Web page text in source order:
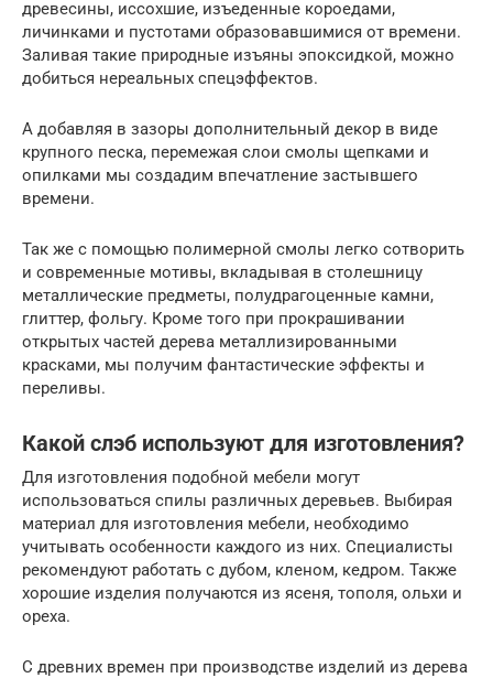
древесины, иссохшие, изъеденные короедами,
личинками и пустотами образовавшимися от времени.
Заливая такие природные изъяны эпоксидкой, можно
добиться нереальных спецэффектов.
А добавляя в зазоры дополнительный декор в виде
крупного песка, перемежая слои смолы щепками и
опилками мы создадим впечатление застывшего
времени.
Так же с помощью полимерной смолы легко сотворить
и современные мотивы, вкладывая в столешницу
металлические предметы, полудрагоценные камни,
глиттер, фольгу. Кроме того при прокрашивании
открытых частей дерева металлизированными
красками, мы получим фантастические эффекты и
переливы.
Какой слэб используют для изготовления?
Для изготовления подобной мебели могут
использоваться спилы различных деревьев. Выбирая
материал для изготовления мебели, необходимо
учитывать особенности каждого из них. Специалисты
рекомендуют работать с дубом, кленом, кедром. Также
хорошие изделия получаются из ясеня, тополя, ольхи и
ореха.
С древних времен при производстве изделий из дерева